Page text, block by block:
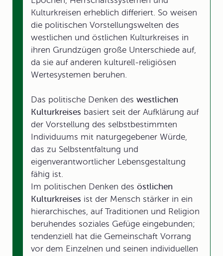
Kulturkreisen erheblich differiert. So weisen
die politischen Vorstellungswelten des
westlichen und östlichen Kulturkreises in
ihren Grundzügen große Unterschiede auf,
da sie auf anderen kulturell-religiösen
Wertesystemen beruhen.
Das politische Denken des westlichen
Kulturkreises basiert seit der Aufklärung auf
der Vorstellung des selbstbestimmten
Individuums mit naturgegebener Würde,
das zu Selbstentfaltung und
eigenverantwortlicher Lebensgestaltung
fähig ist.
Im politischen Denken des östlichen
Kulturkreises ist der Mensch stärker in ein
hierarchisches, auf Traditionen und Religion
beruhendes soziales Gefüge eingebunden;
tendenziell hat die Gemeinschaft Vorrang
vor dem Einzelnen und seinen individuellen